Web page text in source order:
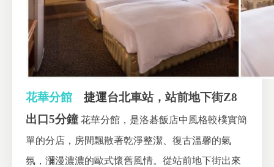
花華分館 捷運台北車站，站前地下街Z8
出口5分鐘 花華分館，是洛碁飯店中風格較樸實簡
單的分店，房間飄散著乾淨整潔、復古溫馨的氣
氛，瀰漫濃濃的歐式懷舊風情。從站前地下街出來